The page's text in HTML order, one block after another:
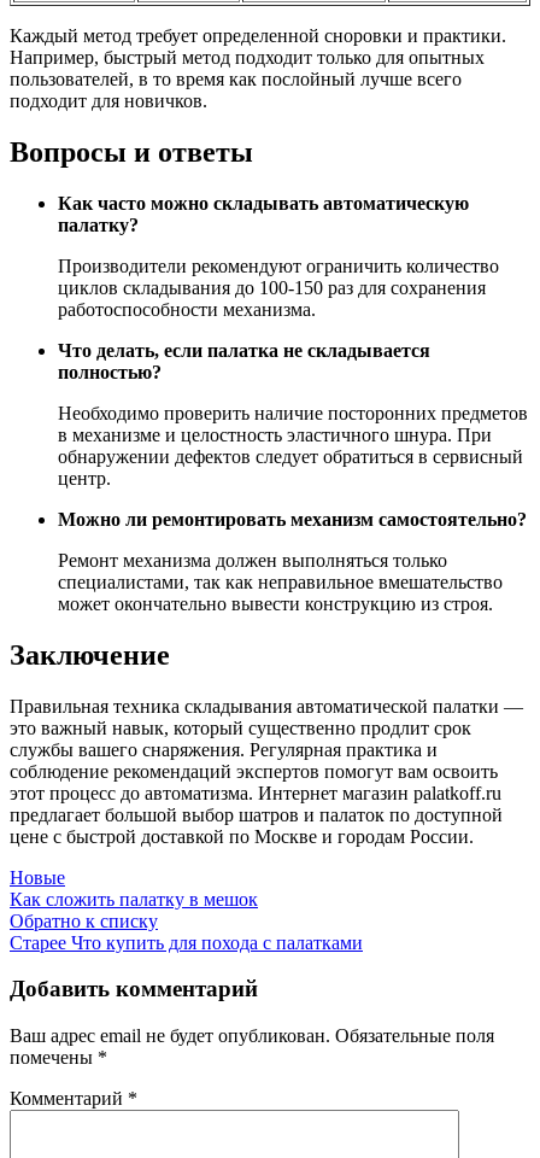
Каждый метод требует определенной сноровки и практики.
Например, быстрый метод подходит только для опытных
пользователей, в то время как послойный лучше всего
подходит для новичков.
Вопросы и ответы
Как часто можно складывать автоматическую
палатку?
Производители рекомендуют ограничить количество
циклов складывания до 100-150 раз для сохранения
работоспособности механизма.
Что делать, если палатка не складывается
полностью?
Необходимо проверить наличие посторонних предметов
в механизме и целостность эластичного шнура. При
обнаружении дефектов следует обратиться в сервисный
центр.
Можно ли ремонтировать механизм самостоятельно?
Ремонт механизма должен выполняться только
специалистами, так как неправильное вмешательство
может окончательно вывести конструкцию из строя.
Заключение
Правильная техника складывания автоматической палатки —
это важный навык, который существенно продлит срок
службы вашего снаряжения. Регулярная практика и
соблюдение рекомендаций экспертов помогут вам освоить
этот процесс до автоматизма. Интернет магазин palatkoff.ru
предлагает большой выбор шатров и палаток по доступной
цене с быстрой доставкой по Москве и городам России.
Новые
Как сложить палатку в мешок
Обратно к списку
Старее Что купить для похода с палатками
Добавить комментарий
Ваш адрес email не будет опубликован. Обязательные поля
помечены *
Комментарий *